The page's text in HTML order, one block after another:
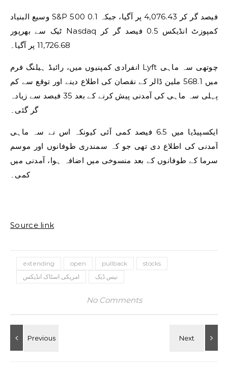
وسیع البنیاد S&P 500 0.1 فیصد گر کر 4,076.43 پر آگیا، جبکہ
ٹیک سے بھرپور Nasdaq کمپوزٹ انڈیکس 0.5 فیصد گر کر
11,726.68 پر آگیا۔
انفرادی کمپنیوں میں، رائیڈ ہیلنگ فرم Lyft چوتھی سہ ماہی
میں 568.1 ملین ڈالر کے نقصان کی اطلاع دینے اور توقع سے کم
پہلی سہ ماہی کی آمدنی پیش کرنے کے بعد 35 فیصد سے زیادہ
گر گئی۔
ایکسپیڈیا میں 6.5 فیصد کمی آئی کیونکہ اس نے سہ ماہی
آمدنی کی اطلاع دی تھی جو کہ سمندری طوفانوں اور موسم
سرما کے طوفانوں کے بعد منسوخی میں اضافہ ہوا، آمدنی میں
کمی۔
Source link
extending open pullback
stocks
امریکی اسٹاک انڈیکس
نیس ڈیک
No Comments